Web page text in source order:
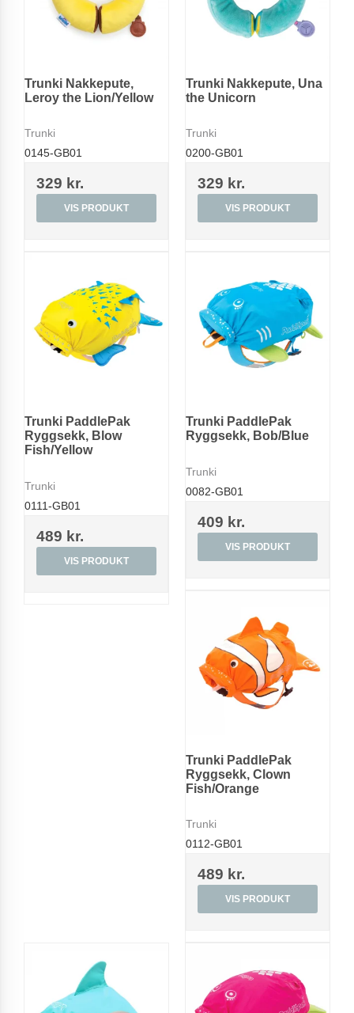
Trunki Nakkepute,
Leroy the Lion/Yellow
Trunki
0145-GB01
329 kr.
VIS PRODUKT
Trunki Nakkepute, Una
the Unicorn
Trunki
0200-GB01
329 kr.
VIS PRODUKT
Trunki PaddlePak
Ryggsekk, Blow
Fish/Yellow
Trunki
0111-GB01
489 kr.
VIS PRODUKT
Trunki PaddlePak
Ryggsekk, Bob/Blue
Trunki
0082-GB01
409 kr.
VIS PRODUKT
Trunki PaddlePak
Ryggsekk, Clown
Fish/Orange
Trunki
0112-GB01
489 kr.
VIS PRODUKT